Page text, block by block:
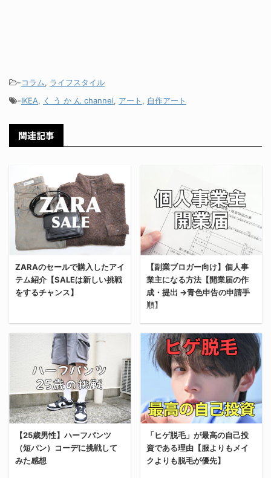
-コラム, ライフスタイル
-IKEA, く う か ん channel, アート , 自作アート
関連記事
ZARAのセールで購入したアイ
テム紹介【SALEは新しい挑戦
をするチャンス】
今回はZARA（ザラ）の
冬セールで購入したアイ
テムを３つ紹介する。
ZARAのセール時期やセ
ールの特徴、購入したア
イテムの着画も載せてい
くからぜひ参考にしてほ
しい。 ZARAの冬セール
は12月の中旬から！ 毎
年この時期を楽しみにし
【副業ブロガー向け】個人事
業主になる方法【開業届の作
成・提出 →青色申告の申請手
順】
今回は年収が20万円を超
えた副業ブロガー向けに
「個人事業主になる方
法」を解説する。 具体的
には、個人事業主になる
にあたって必要な2つの
ステップについてお伝え
する。 開業届の作成と提
出方法 青色申告承認申請
【25歳男性】ハーフパンツ
（短パン）コーデに挑戦して
みた感想
「ヒゲ脱毛」が最高の自己投
資である理由【服よりもメイ
クよりも脱毛が優先】